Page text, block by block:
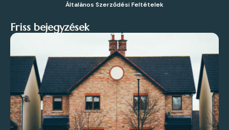
Általános Szerződési Feltételek
Friss bejegyzések